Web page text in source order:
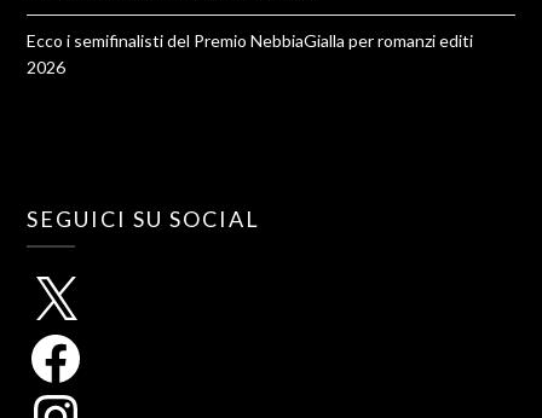
Ecco i semifinalisti del Premio NebbiaGialla per romanzi editi
2026
SEGUICI SU SOCIAL